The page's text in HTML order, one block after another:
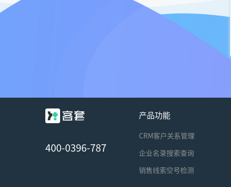
400-0396-787
产品功能
CRM客户关系管理
企业名录搜索查询
销售线索空号检测